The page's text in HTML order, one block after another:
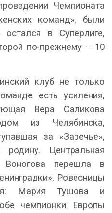
Чемпионата
команд», были
в Суперлиге,
по-прежнему – 10
клуб не только
есть усиления,
Вера Саликова
из Челябинска,
за «Заречье»,
Центральная
перешла в
Ровесницы
Мария Тушова и
чемпионки Европы